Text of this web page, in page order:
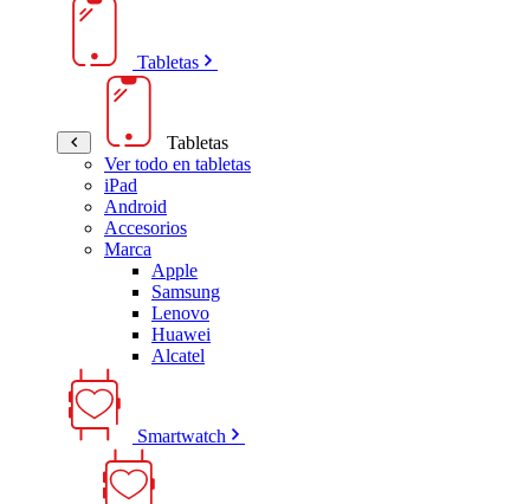
Tabletas
Tabletas
Ver todo en tabletas
iPad
Android
Accesorios
Marca
Apple
Samsung
Lenovo
Huawei
Alcatel
Smartwatch